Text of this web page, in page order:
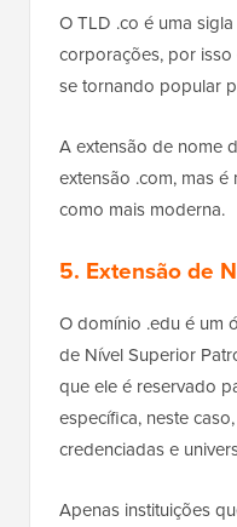
O TLD .co é uma
corporações, por
se tornando popular
A extensão de nome
extensão .com, mas
como mais moderna.
5. Extensão de
O domínio .edu é um
de Nível Superior
que ele é reservado
específica, neste
credenciadas e
Apenas instituições